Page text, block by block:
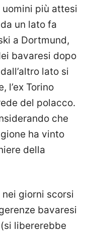
più attesi
un lato fa
a Dortmund,
bavaresi dopo
lato si
l’ex Torino
del polacco.
che
ha vinto
della
giorni scorsi
bavaresi
libererebbe